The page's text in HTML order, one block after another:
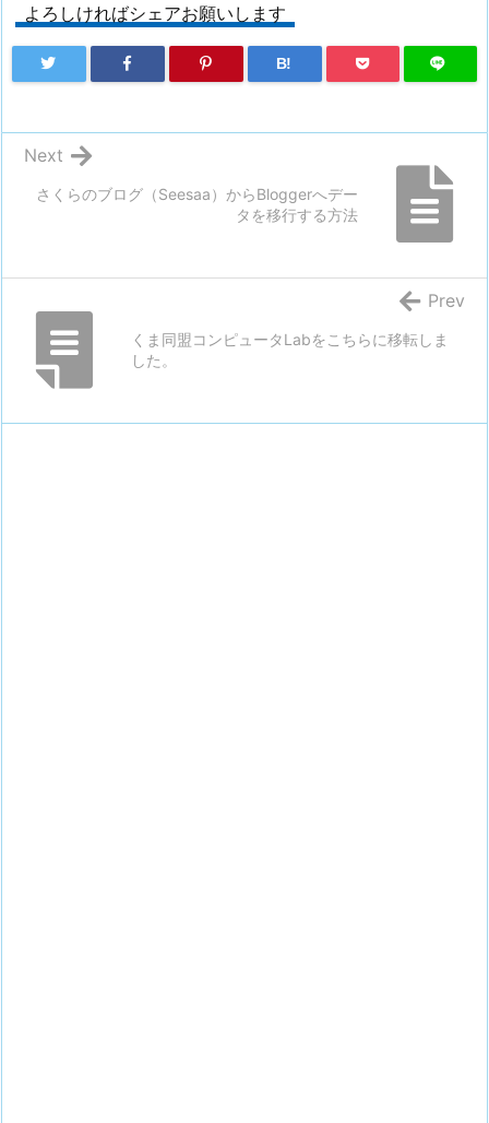
よろしければシェアお願いします
B!
さくらのブログ（Seesaa）からBloggerへデー
タを移行する方法
Next
くま同盟コンピュータLabをこちらに移転しま
した。
Prev